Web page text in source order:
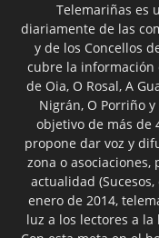
Telemariñas es
diariamente de las
y de los Concellos
cubre la información
de Oia, O Rosal, A
Nigrán, O Porriño
objetivo de más de
propone dar voz y
zona o asociaciones,
actualidad
enero de 2014,
luz a los lectores a